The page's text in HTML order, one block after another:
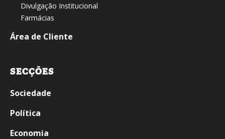
Divulgação Institucional
Farmácias
Área de Cliente
SECÇÕES
Sociedade
Política
Economia